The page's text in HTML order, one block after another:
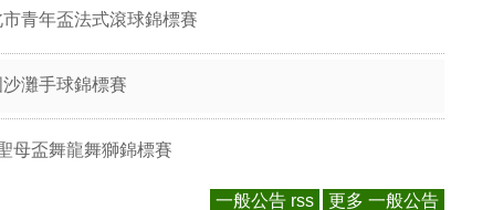
市青年盃法式滾球錦標賽
沙灘手球錦標賽
母盃舞龍舞獅錦標賽
一般公告 rss 更多 一般公告